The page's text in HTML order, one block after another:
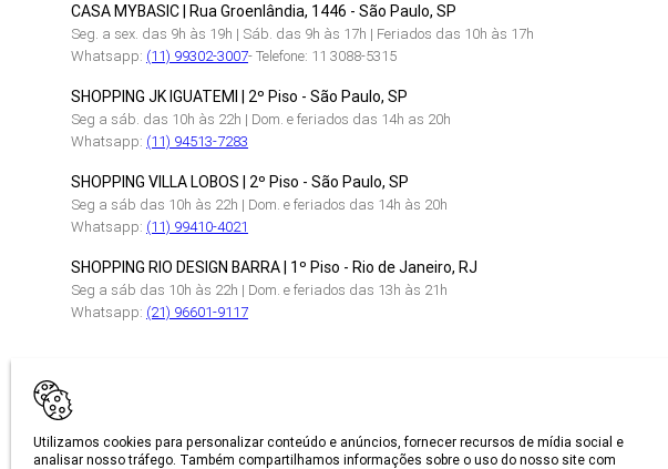
Utilizamos cookies para personalizar conteúdo e anúncios, fornecer recursos de mídia social e
analisar nosso tráfego. Também compartilhamos informações sobre o uso do nosso site com
CASA MYBASIC | Rua Groenlândia, 1446 - São Paulo, SP
Seg. a sex. das 9h às 19h | Sáb. das 9h às 17h | Feriados das 10h às 17h
Whatsapp: (11) 99302-3007- Telefone: 11 3088-5315
SHOPPING JK IGUATEMI | 2º Piso - São Paulo, SP
Seg a sáb. das 10h às 22h | Dom. e feriados das 14h as 20h
Whatsapp: (11) 94513-7283
SHOPPING VILLA LOBOS | 2º Piso - São Paulo, SP
Seg a sáb das 10h às 22h | Dom. e feriados das 14h às 20h
Whatsapp: (11) 99410-4021
SHOPPING RIO DESIGN BARRA | 1º Piso - Rio de Janeiro, RJ
Seg a sáb das 10h às 22h | Dom. e feriados das 13h às 21h
Whatsapp: (21) 96601-9117